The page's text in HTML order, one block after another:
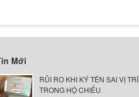
Mới
RỦI RO KHI KÝ TÊN SAI VỊ TRÍ
TRONG HỘ CHIẾU